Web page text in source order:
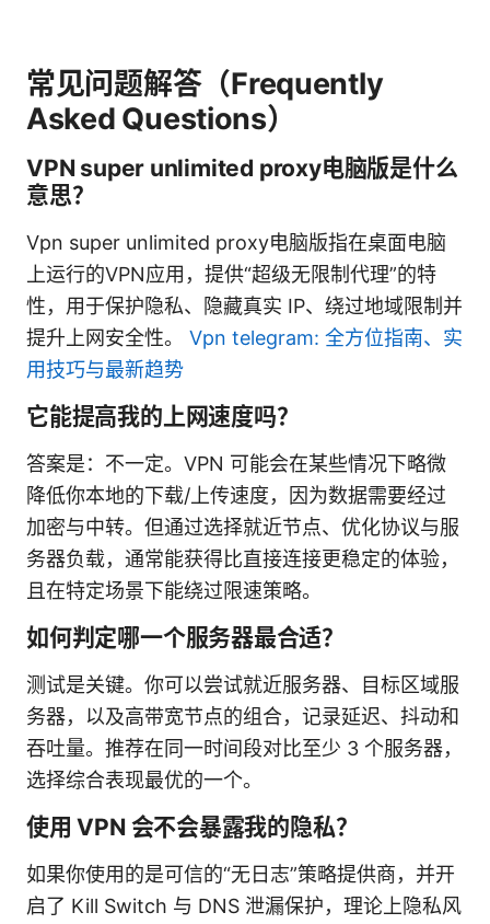
常见问题解答（Frequently
Asked Questions）
VPN super unlimited proxy电脑版是什么
意思？
Vpn super unlimited proxy电脑版指在桌面电脑
上运行的VPN应用，提供“超级无限制代理”的特
性，用于保护隐私、隐藏真实 IP、绕过地域限制并
提升上网安全性。 Vpn telegram: 全方位指南、实
用技巧与最新趋势
它能提高我的上网速度吗？
答案是：不一定。VPN 可能会在某些情况下略微
降低你本地的下载/上传速度，因为数据需要经过
加密与中转。但通过选择就近节点、优化协议与服
务器负载，通常能获得比直接连接更稳定的体验，
且在特定场景下能绕过限速策略。
如何判定哪一个服务器最合适？
测试是关键。你可以尝试就近服务器、目标区域服
务器，以及高带宽节点的组合，记录延迟、抖动和
吞吐量。推荐在同一时间段对比至少 3 个服务器，
选择综合表现最优的一个。
使用 VPN 会不会暴露我的隐私？
如果你使用的是可信的“无日志”策略提供商，并开
启了 Kill Switch 与 DNS 泄漏保护，理论上隐私风